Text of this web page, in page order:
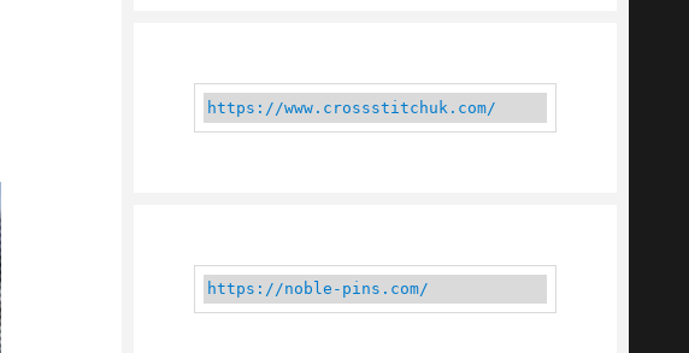
https://www.crossstitchuk.com/
https://noble-pins.com/